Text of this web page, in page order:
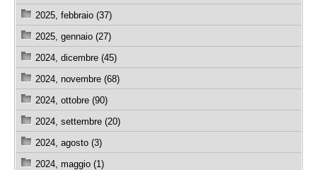
2025, febbraio (37)
2025, gennaio (27)
2024, dicembre (45)
2024, novembre (68)
2024, ottobre (90)
2024, settembre (20)
2024, agosto (3)
2024, maggio (1)